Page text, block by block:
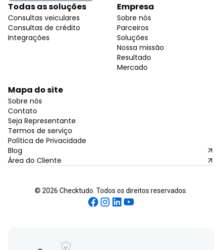
Todas as soluções
Consultas veiculares
Consultas de crédito
Integrações
Empresa
Sobre nós
Parceiros
Soluções
Nossa missão
Resultado
Mercado
Mapa do site
Sobre nós
Contato
Seja Representante
Termos de serviço
Política de Privacidade
Blog
Área do Cliente
© 2026 Checktudo. Todos os direitos reservados.